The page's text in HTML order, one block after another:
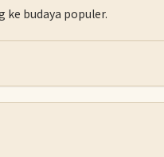
budaya populer.